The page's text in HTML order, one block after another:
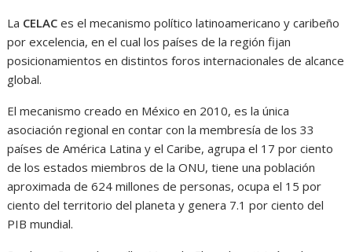
La CELACes el mecanismo político latinoamericano y caribeño
por excelencia, en el cual los países de la región fijan
posicionamientos en distintos foros internacionales de alcance
global.
El mecanismo creado en México en 2010, es la única
asociación regional en contar con la membresía de los 33
países de América Latina y el Caribe, agrupa el 17 por ciento
de los estados miembros de la ONU, tiene una población
aproximada de 624 millones de personas, ocupa el 15 por
ciento del territorio del planeta y genera 7.1 por ciento del
PIB mundial.